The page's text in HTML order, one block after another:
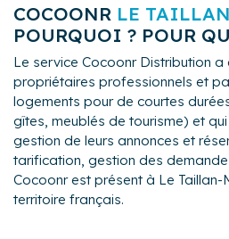
COCOONR LE
POURQUOI ? POUR
Le service Cocoonr Distribution a
propriétaires professionnels et
logements pour de courtes
gîtes, meublés de tourisme) et
gestion de leurs annonces et
tarification, gestion des
Cocoonr est présent à Le
territoire français.